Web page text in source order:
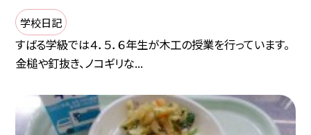
学校日記
すばる学級では４．５．６年生が木工の授業を行っています。
金槌や釘抜き、ノコギリな...